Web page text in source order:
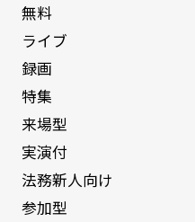
無料
ライブ
録画
特集
来場型
実演付
法務新人向け
参加型